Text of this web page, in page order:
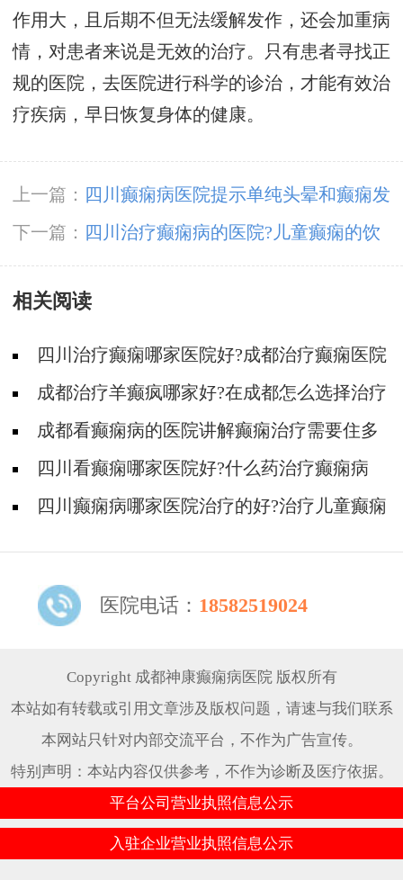
作用大，且后期不但无法缓解发作，还会加重病
情，对患者来说是无效的治疗。只有患者寻找正
规的医院，去医院进行科学的诊治，才能有效治
疗疾病，早日恢复身体的健康。
上一篇：
四川癫痫病医院提示单纯头晕和癫痫发
作的区别
下一篇：
四川治疗癫痫病的医院?儿童癫痫的饮
食注意事项
相关阅读
四川治疗癫痫哪家医院好?成都治疗癫痫医院
哪家好?
成都治疗羊癫疯哪家好?在成都怎么选择治疗
癫痫好医院?
成都看癫痫病的医院讲解癫痫治疗需要住多
久院?四川看癫痫哪家医院好?什么药治疗癫痫病
好? 四川癫痫病哪家医院治疗的好?治疗儿童癫痫
医院电话： 18582519024
Copyright 成都神康癫痫病医院 版权所有
本站如有转载或引用文章涉及版权问题，请速与我们联系
本网站只针对内部交流平台，不作为广告宣传。
特别声明：本站内容仅供参考，不作为诊断及医疗依据。
平台公司营业执照信息公示
入驻企业营业执照信息公示